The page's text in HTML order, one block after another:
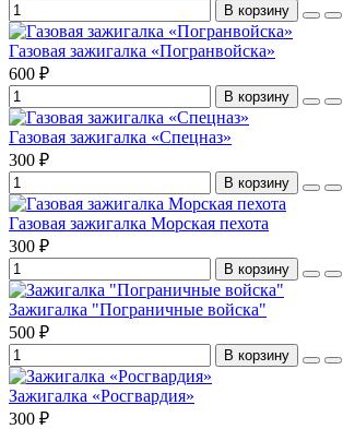
В корзину
Газовая зажигалка «Погранвойска»
600 ₽
В корзину
Газовая зажигалка «Спецназ»
300 ₽
В корзину
Газовая зажигалка Морская пехота
300 ₽
В корзину
Зажигалка "Пограничные войска"
500 ₽
В корзину
Зажигалка «Росгвардия»
300 ₽